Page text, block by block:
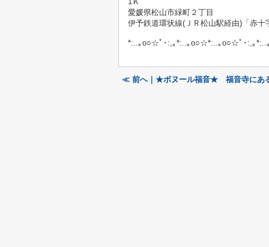
愛媛県松山市緑町２丁目
伊予鉄道環状線(ＪＲ松山駅経由)「赤十
*:..｡o○☆ﾟ･:,｡*:..｡o○☆*:..｡o○☆ﾟ･:,｡
≪ 前へ｜★ボヌール福音★ 福音寺にあ